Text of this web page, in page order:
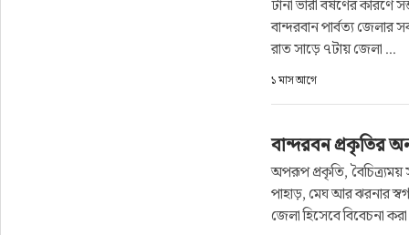
টানা ভারী বর্ষণের কারণে
বান্দরবান পার্বত্য জেলার
রাত সাড়ে ৭টায় জেলা ...
১ মাস আগে
বান্দরবন প্রকৃতির
অপরূপ প্রকৃতি, বৈচিত্র্যময়
পাহাড়, মেঘ আর ঝরনার
জেলা হিসেবে বিবেচনা